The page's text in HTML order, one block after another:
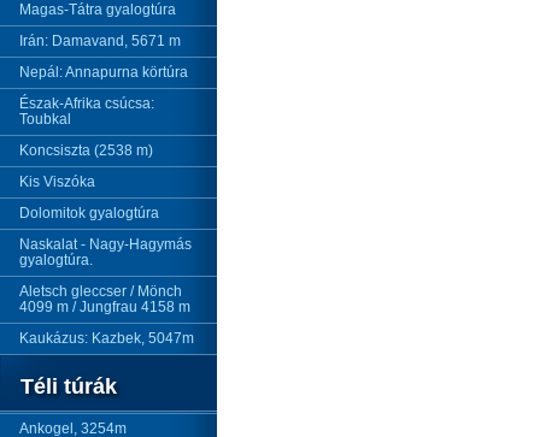
Magas-Tátra gyalogtúra
Irán: Damavand, 5671 m
Nepál: Annapurna körtúra
Észak-Afrika csúcsa:
Toubkal
Koncsiszta (2538 m)
Kis Viszóka
Dolomitok gyalogtúra
Naskalat - Nagy-Hagymás
gyalogtúra.
Aletsch gleccser / Mönch
4099 m / Jungfrau 4158 m
Kaukázus: Kazbek, 5047m
Téli túrák
Ankogel, 3254m